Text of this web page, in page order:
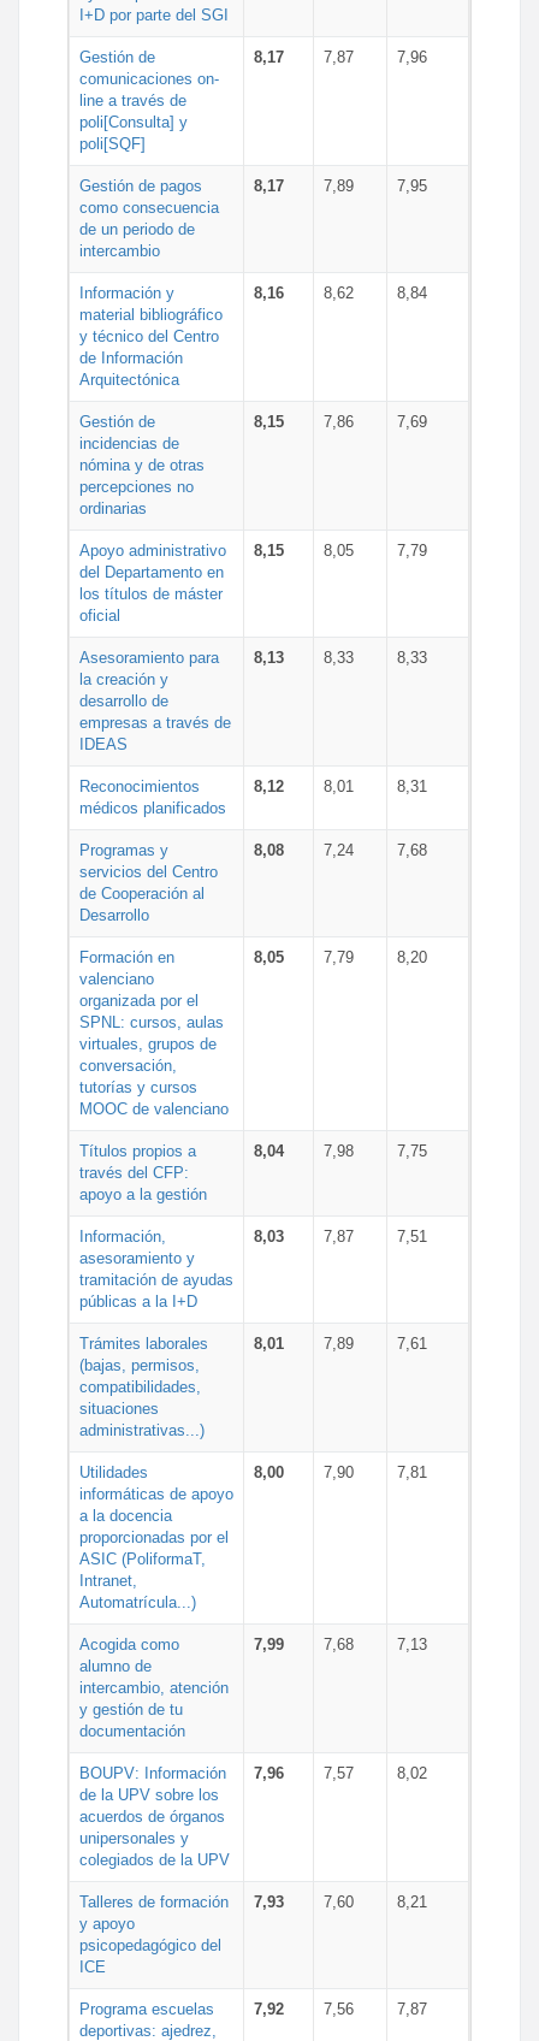
I+D por parte del SGI
Gestión de
comunicaciones on-
line a través de
poli[Consulta] y
poli[SQF]
8,17 7,87 7,96
Gestión de pagos
como consecuencia
de un periodo de
intercambio
8,17 7,89 7,95
Información y
material bibliográfico
y técnico del Centro
de Información
Arquitectónica
8,16 8,62 8,84
Gestión de
incidencias de
nómina y de otras
percepciones no
ordinarias
8,15 7,86 7,69
Apoyo administrativo
del Departamento en
los títulos de máster
oficial
8,15 8,05 7,79
Asesoramiento para
la creación y
desarrollo de
empresas a través de
IDEAS
8,13 8,33 8,33
Reconocimientos
médicos planificados
8,12 8,01 8,31
Programas y
servicios del Centro
de Cooperación al
Desarrollo
8,08 7,24 7,68
Formación en
valenciano
organizada por el
SPNL: cursos, aulas
virtuales, grupos de
conversación,
tutorías y cursos
MOOC de valenciano
8,05 7,79 8,20
Títulos propios a
través del CFP:
apoyo a la gestión
8,04 7,98 7,75
Información,
asesoramiento y
tramitación de ayudas
públicas a la I+D
8,03 7,87 7,51
Trámites laborales
(bajas, permisos,
compatibilidades,
situaciones
administrativas...)
8,01 7,89 7,61
Utilidades
informáticas de apoyo
a la docencia
proporcionadas por el
ASIC (PoliformaT,
Intranet,
Automatrícula...)
8,00 7,90 7,81
Acogida como
alumno de
intercambio, atención
y gestión de tu
documentación
7,99 7,68 7,13
BOUPV: Información
de la UPV sobre los
acuerdos de órganos
unipersonales y
colegiados de la UPV
7,96 7,57 8,02
Talleres de formación
y apoyo
psicopedagógico del
ICE
7,93 7,60 8,21
Programa escuelas
deportivas: ajedrez,
7,92 7,56 7,87